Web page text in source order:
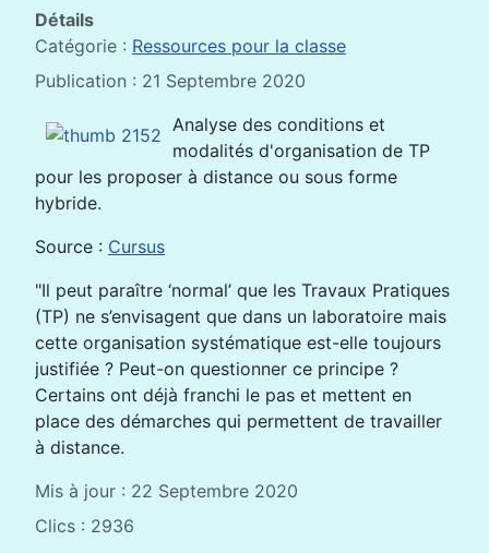
Détails
Catégorie : Ressources pour la classe
Publication : 21 Septembre 2020
Analyse des conditions et
modalités d'organisation de TP
pour les proposer à distance ou sous forme
hybride.
Source : Cursus
"Il peut paraître ‘normal’ que les Travaux Pratiques
(TP) ne s’envisagent que dans un laboratoire mais
cette organisation systématique est-elle toujours
justifiée ? Peut-on questionner ce principe ?
Certains ont déjà franchi le pas et mettent en
place des démarches qui permettent de travailler
à distance.
Mis à jour : 22 Septembre 2020
Clics : 2936